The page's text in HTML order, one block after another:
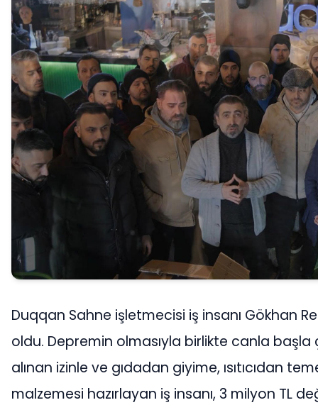
Duqqan Sahne işletmecisi iş insanı Gökhan
oldu. Depremin olmasıyla birlikte canla başla
alınan izinle ve gıdadan giyime, ısıtıcıdan
malzemesi hazırlayan iş insanı, 3 milyon TL